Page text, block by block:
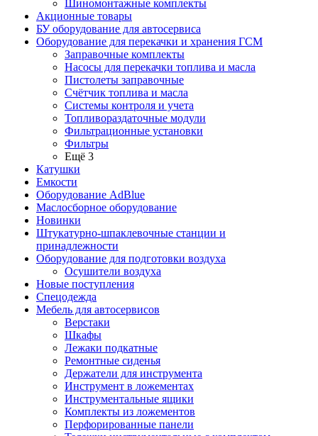
Шиномонтажные комплекты
Акционные товары
БУ оборудование для автосервиса
Оборудование для перекачки и хранения ГСМ
Заправочные комплекты
Насосы для перекачки топлива и масла
Пистолеты заправочные
Счётчик топлива и масла
Системы контроля и учета
Топливораздаточные модули
Фильтрационные установки
Фильтры
Ещё 3
Катушки
Емкости
Оборудование AdBlue
Маслосборное оборудование
Новинки
Штукатурно-шпаклевочные станции и
принадлежности
Оборудование для подготовки воздуха
Осушители воздуха
Новые поступления
Спецодежда
Мебель для автосервисов
Верстаки
Шкафы
Лежаки подкатные
Ремонтные сиденья
Держатели для инструмента
Инструмент в ложементах
Инструментальные ящики
Комплекты из ложементов
Перфорированные панели